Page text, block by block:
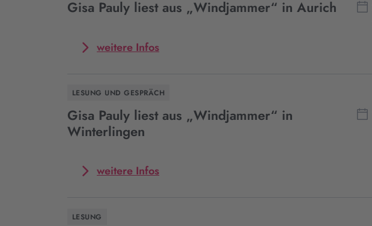
liest
Achim
Gisa Pauly liest aus „Windjammer“ in Aurich
weitere InfosMehr
Gisa
Pauly
liest
LESUNG UND GESPRÄCH
Gisa Pauly liest aus „Windjammer“ in
Winterlingen
weitere InfosMehr
LESUNG